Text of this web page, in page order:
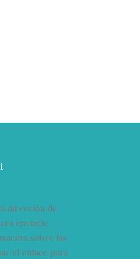
dirección de
enviarle
sobre las
el enlace para